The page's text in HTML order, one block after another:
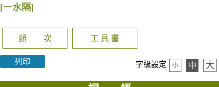
[一水隔]
頻 次 工 具 書
列印 字級設定 小 中 大